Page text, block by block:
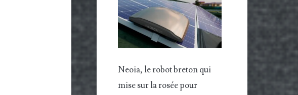
Neoia, le robot breton qui
mise sur la rosée pour